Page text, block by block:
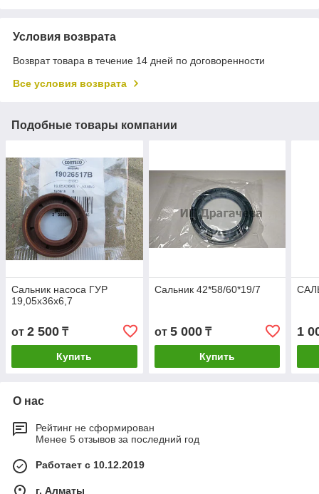
Условия возврата
Возврат товара в течение 14 дней по договоренности
Все условия возврата
Подобные товары компании
Сальник насоса ГУР
19,05x36x6,7
от 2 500 ₸
Купить
Сальник 42*58/60*19/7
от 5 000₸
Купить
1
О нас
Рейтинг не сформирован
Менее 5 отзывов за последний год
Работает с 10.12.2019
г. Алматы